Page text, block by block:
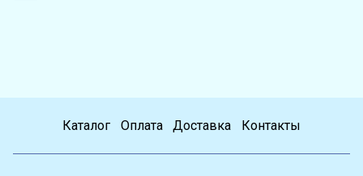
Каталог Оплата Доставка Контакты